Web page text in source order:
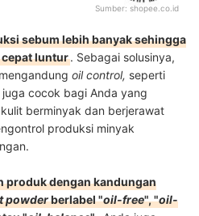
Sumber: shopee.co.id
sebum lebih banyak sehingga
cepat luntur. Sebagai solusinya,
oil control, seperti
juga cocok bagi Anda yang
berminyak dan berjerawat
produksi minyak
produk dengan kandungan
powderberlabel "oil-free", "oil-